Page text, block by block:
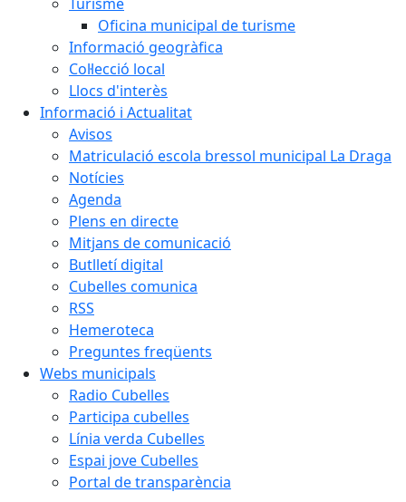
Oficina municipal de turisme
Informació geogràfica
Col·lecció local
Llocs d'interès
Informació i Actualitat
Avisos
Matriculació escola bressol municipal La Draga
Notícies
Agenda
Plens en directe
Mitjans de comunicació
Butlletí digital
Cubelles comunica
RSS
Hemeroteca
Preguntes freqüents
Webs municipals
Radio Cubelles
Participa cubelles
Línia verda Cubelles
Espai jove Cubelles
Portal de transparència